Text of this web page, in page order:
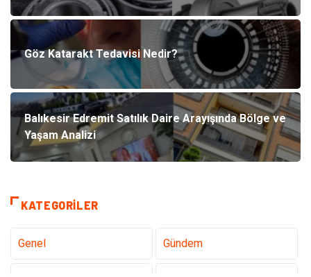
Göz Katarakt Tedavisi Nedir?
Balıkesir Edremit Satılık Daire Arayışında Bölge ve
Yaşam Analizi
KATEGORILER
Genel Gündem